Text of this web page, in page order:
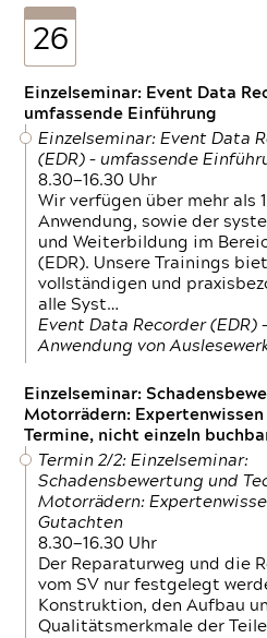
26
Einzelseminar: Event Data
umfassende Einführung
Einzelseminar: Event Data
(EDR) – umfassende
8.30—16.30 Uhr
Wir verfügen über mehr als
Anwendung, sowie der
und Weiterbildung im
(EDR). Unsere Trainings
vollständigen und
alle Syst…
Event Data Recorder (EDR)
Anwendung von
Einzelseminar:
Motorrädern:
Termine, nicht einzeln
Termin 2/2: Einzelseminar:
Schadensbewertung und
Motorrädern:
Gutachten
8.30—16.30 Uhr
Der Reparaturweg und die
vom SV nur festgelegt
Konstruktion, den Aufbau
Qualitätsmerkmale der